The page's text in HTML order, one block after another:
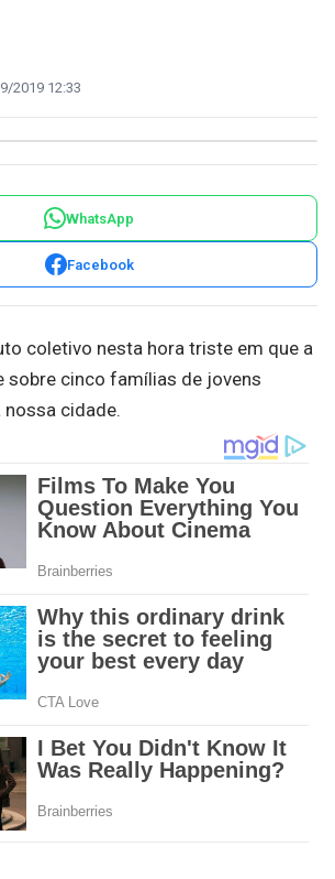
2019 12:33
WhatsApp
Facebook
coletivo nesta hora triste em que a
sobre cinco famílias de jovens
cidade.